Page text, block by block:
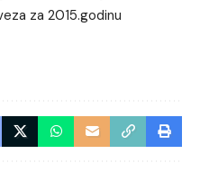
za 2015.godinu